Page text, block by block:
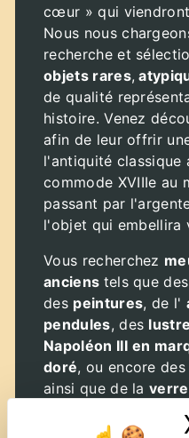
cœur » qui
Nous nous
recherche et
objets rares,
de qualité
histoire. Venez
afin de leur offrir
l'antiquité classique
commode XVIIIe au
passant par
l'objet qui embellira
Vous recherchez
anciens tels que des
des peintures, de l'
pendules, des
Napoléon III en
doré, ou encore des
ainsi que de la
: Marc
vous conseillera